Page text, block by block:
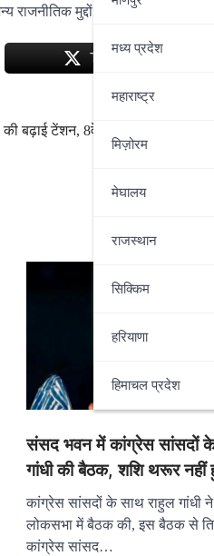
मध्‍य प्रदेश
महाराष्‍ट्र
मिज़ोरम
मेघालय
राजस्थान
सिक्किम
हरियाणा
हिमाचल प्रदेश
राजनीतिक मुद्दों को लेकर विपक्ष की
Tweet
बढ़ाई टेंशन, 8वें दिन कमाए
आज से
संसद भवन में कांग्रेस सांसदों
गांधी की बैठक, शशि थरूर नहीं
कांग्रेस सांसदों के साथ राहुल गांधी
लोकसभा में बैठक की, इस बैठक से
कांग्रेस सांसद…